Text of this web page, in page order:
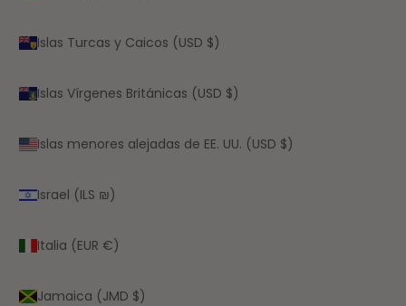
Islas Turcas y Caicos (USD $)
Islas Vírgenes Británicas (USD $)
Islas menores alejadas de EE. UU. (USD $)
Israel (ILS ₪)
Italia (EUR €)
Jamaica (JMD $)